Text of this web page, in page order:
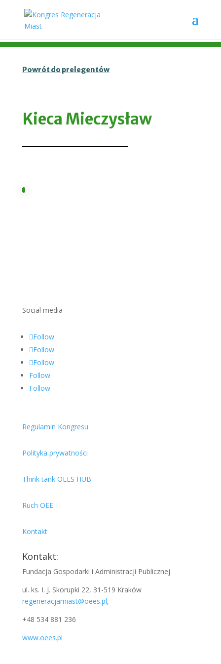
Powrót do prelegentów
Kieca Mieczysław
Social media
Follow
Follow
Follow
Follow
Follow
Regulamin Kongresu
Polityka prywatności
Think tank OEES HUB
Ruch OEE
Kontakt
Kontakt:
Fundacja Gospodarki i Administracji Publicznej
ul. ks. I. J. Skorupki 22, 31-519 Kraków
regeneracjamiast@oees.pl,
+48 534 881 236
www.oees.pl